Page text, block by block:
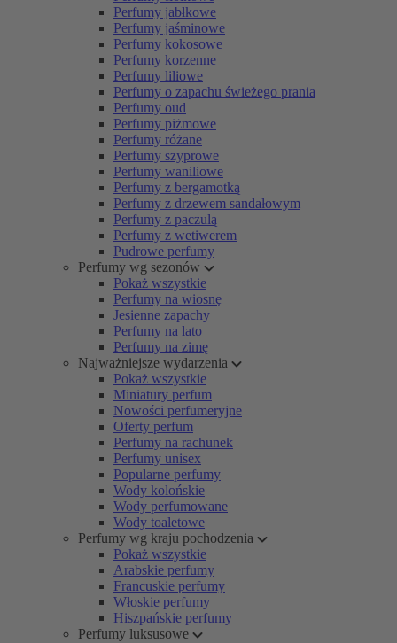
Perfumy jabłkowe
Perfumy jaśminowe
Perfumy kokosowe
Perfumy korzenne
Perfumy liliowe
Perfumy o zapachu świeżego prania
Perfumy oud
Perfumy piżmowe
Perfumy różane
Perfumy szyprowe
Perfumy waniliowe
Perfumy z bergamotką
Perfumy z drzewem sandałowym
Perfumy z paczulą
Perfumy z wetiwerem
Pudrowe perfumy
Perfumy wg sezonów
Pokaż wszystkie
Perfumy na wiosnę
Jesienne zapachy
Perfumy na lato
Perfumy na zimę
Najważniejsze wydarzenia
Pokaż wszystkie
Miniatury perfum
Nowości perfumeryjne
Oferty perfum
Perfumy na rachunek
Perfumy unisex
Popularne perfumy
Wody kolońskie
Wody perfumowane
Wody toaletowe
Perfumy wg kraju pochodzenia
Pokaż wszystkie
Arabskie perfumy
Francuskie perfumy
Włoskie perfumy
Hiszpańskie perfumy
Perfumy luksusowe